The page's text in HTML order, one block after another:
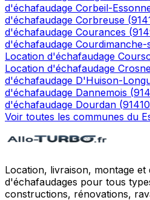
d'échafaudage Corbeil-
d'échafaudage Corbreuse (
d'échafaudage Courances (
d'échafaudage Courdimanche-
Location d'échafaudage
Location d'échafaudage
d'échafaudage D'Huison-
d'échafaudage Dannemois (
d'échafaudage Dourdan (91410
Voir toutes les communes du
Location, livraison, montage et
d'échafaudages pour tous
constructions, rénovations,